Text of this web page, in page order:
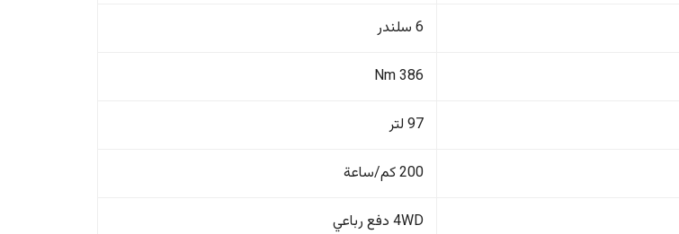
6 سلندر
386 Nm
97 لتر
200 كم/ساعة
4WD دفع رباعي